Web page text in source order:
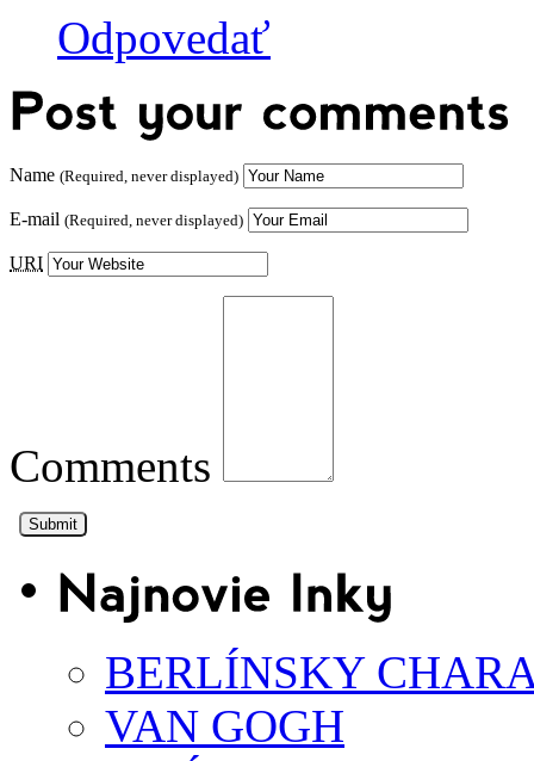
Odpovedať
Name (Required, never displayed)
E-mail (Required, never displayed)
URI
Comments
BERLÍNSKY
VAN GOGH